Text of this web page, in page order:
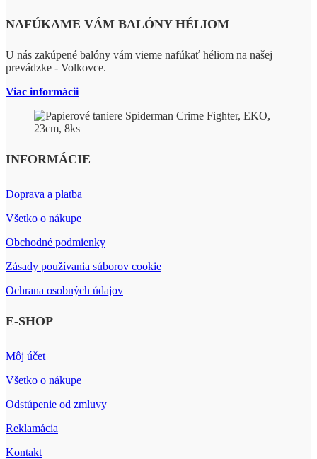
NAFÚKAME VÁM BALÓNY HÉLIOM
U nás zakúpené balóny vám vieme nafúkať héliom na našej
prevádzke - Volkovce.
Viac informácii
INFORMÁCIE
Doprava a platba
Všetko o nákupe
Obchodné podmienky
Zásady používania súborov cookie
Ochrana osobných údajov
E-SHOP
Môj účet
Všetko o nákupe
Odstúpenie od zmluvy
Reklamácia
Kontakt